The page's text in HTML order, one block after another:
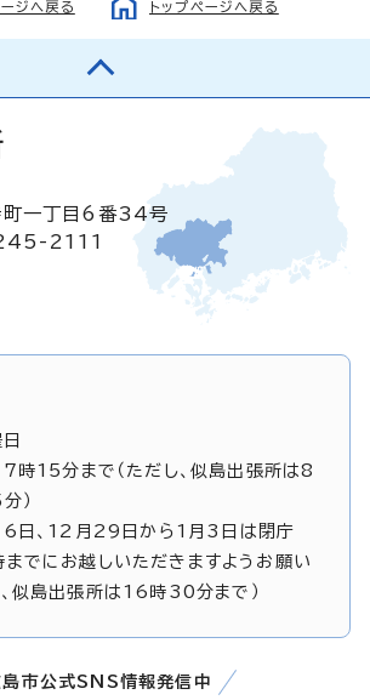
ジへ戻る トップページへ戻る
町一丁目6番34号
2111
15分まで（ただし、似島出張所は8
）
6日、12月29日から1月3日は閉庁
でにお越しいただきますようお願い
、似島出張所は16時30分まで）
島市公式SNS情報発信中